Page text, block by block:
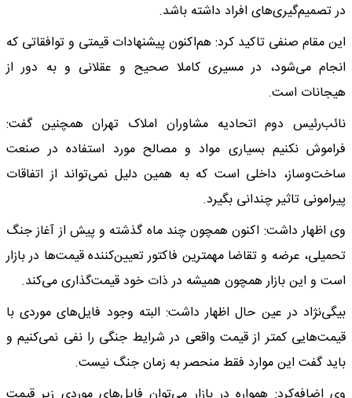
در تصمیم‌گیری‌های افراد داشته باشد.
این مقام صنفی تاکید کرد: هم‌اکنون پیشنهادات قیمتی و توافقاتی که
انجام می‌شود، در مسیری کاملا صحیح و عقلانی و به دور از
هیجانات است.
نائب‌رئیس دوم اتحادیه مشاوران املاک تهران همچنین گفت:
فراموش نکنیم بسیاری مواد و مصالح مورد استفاده در صنعت
ساخت‌وساز، داخلی است که به همین دلیل نمی‌تواند از اتفاقات
پیرامونی تاثیر چندانی بگیرد.
وی اظهار داشت: اکنون همچون چند ماه گذشته و پیش از آغاز جنگ
تحمیلی، عرضه و تقاضا مهمترین فاکتور تعیین‌کننده قیمت‌ها در بازار
است و این بازار همچون همیشه در ذات خود قیمت‌گذاری می‌کند.
بیگی‌نژاد در عین حال اظهار داشت: البته وجود فایل‌های موردی با
قیمت‌هایی کمتر از قیمت واقعی در شرایط جنگی را نفی نمی‌کنیم و
باید گفت این موارد فقط منحصر به زمان جنگ نیست.